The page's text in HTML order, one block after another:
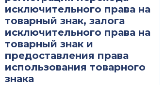
исключительного права на
товарный знак, залога
исключительного права на
товарный знак и
предоставления права
использования товарного
знака